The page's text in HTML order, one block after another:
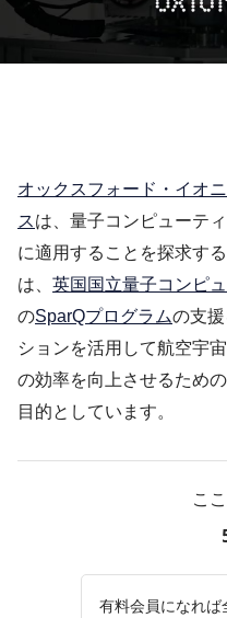
オックスフォード・イオ
スは、量子コンピューテ
に適用することを探求す
は、 英国国立量子コンピ
のSparQプログラムの支
ションを活用して航空宇
の効率を向上させるため
目的としています。
こ
有料会員になれ